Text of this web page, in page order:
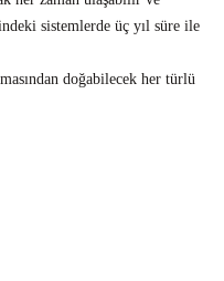
sistemlerde üç yıl süre ile
doğabilecek her türlü